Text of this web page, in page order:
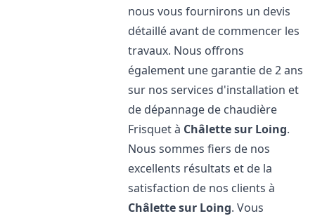
nous vous fournirons un devis
détaillé avant de commencer les
travaux. Nous offrons
également une garantie de 2 ans
sur nos services d'installation et
de dépannage de chaudière
Frisquet à Châlette sur Loing.
Nous sommes fiers de nos
excellents résultats et de la
satisfaction de nos clients à
Châlette sur Loing. Vous